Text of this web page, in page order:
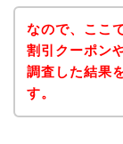
なので、ここ
割引クーポン
調査した結果
す。